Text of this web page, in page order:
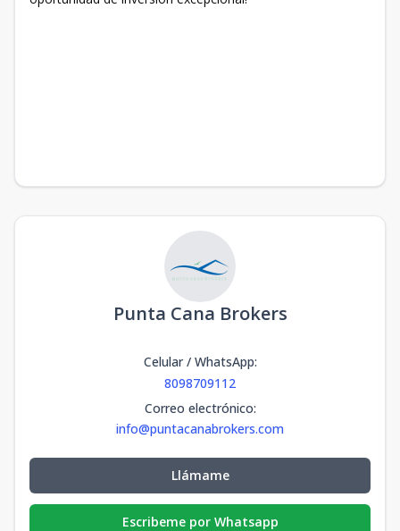
Punta Cana Brokers
Celular / WhatsApp:
8098709112
Correo electrónico:
info@puntacanabrokers.com
Llámame
Escribeme por Whatsapp